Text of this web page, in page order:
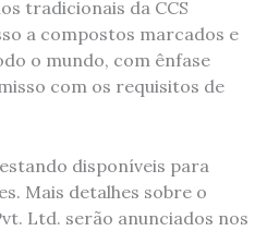
tradicionais da CCS
a compostos marcados e
o mundo, com ênfase
com os requisitos de
disponíveis para
Mais detalhes sobre o
Ltd. serão anunciados nos